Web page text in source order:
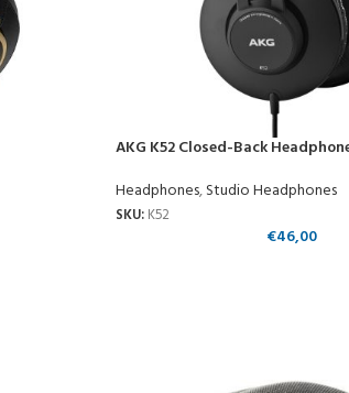
AKG K52 Closed-Back
Headphones,Studio Headphones
SKU: K52
€46,00